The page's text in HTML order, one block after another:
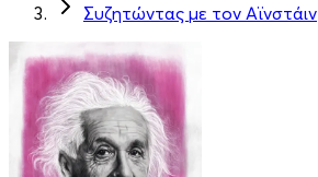
Συζητώντας με τον Αϊνστάιν